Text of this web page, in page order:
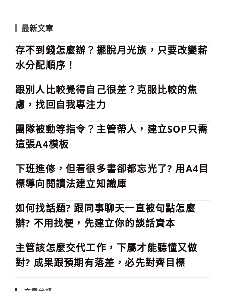
最新文章
存不到錢怎麼辦？擺脫月光族，只要改變薪
水分配順序！
跟別人比較覺得自己很差？克服比較的焦
慮，找回自我專注力
團隊被動等指令？主管帶人，建立SOP只需
這張A4模板
下班進修，但看很多書卻都忘光了? 用A4目
標導向閱讀法建立知識庫
如何找話題? 跟同事聊天一直被句點怎麼
辦? 不用找梗，先建立你的談話資本
主管該怎麼交代工作，下屬才能聽懂又做
對? 成果跟預期有落差，必先對齊目標